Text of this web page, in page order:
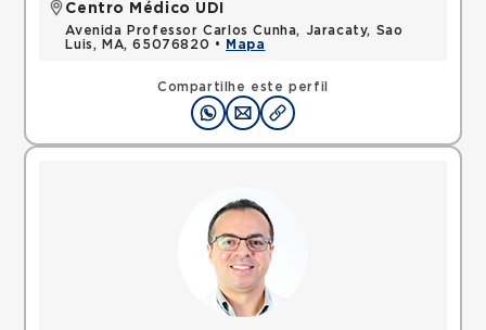
Compartilhe este perfil
Centro Médico UDI
Avenida Professor Carlos Cunha, Jaracaty, Sao
Luis, MA, 65076820 •
Mapa